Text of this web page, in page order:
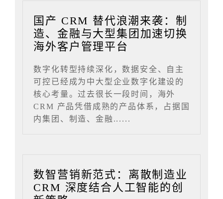
国产 CRM 替代浪潮来袭：制
造、金融与大型集团加速切换
海外客户管理平台
数字化转型持续深化，数据安全、自主
可控已经成为中大型企业数字化建设的
核心考量。过去很长一段时间，海外
CRM 产品凭借成熟的产品体系，占据国
内集团、制造、金融......
数智营销新范式：离散制造业
CRM 深度结合人工智能的创